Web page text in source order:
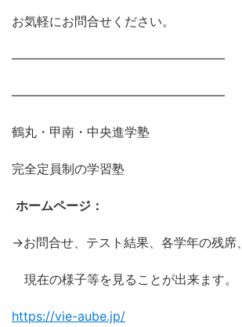
お気軽にお問合せください。
―――――――――――――――――
―――――――――――――――――
鶴丸・甲南・中央進学塾
完全定員制の学習塾
ホームページ：
→お問合せ、テスト結果、各学年の残席、
現在の様子等を見ることが出来ます。
https://vie-aube.jp/